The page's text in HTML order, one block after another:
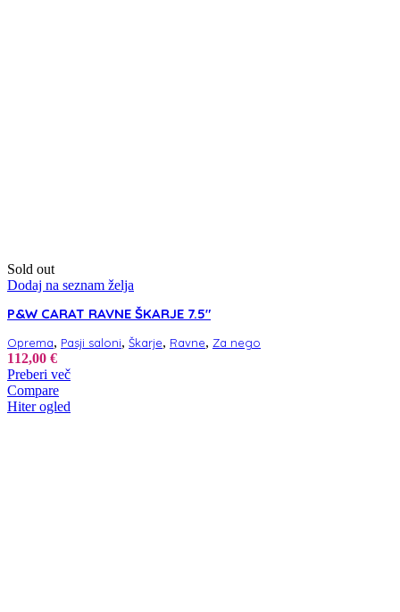
Sold out
Dodaj na seznam želja
P&W CARAT RAVNE ŠKARJE 7.5″
Oprema, Pasji saloni, Škarje, Ravne, Za nego
112,00 €
Preberi več
Compare
Hiter ogled